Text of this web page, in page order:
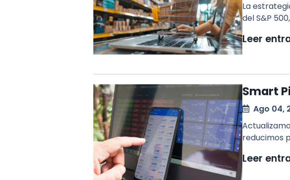
La
del S&P
Leer
Smart
Ago 04,
reducimos
Leer